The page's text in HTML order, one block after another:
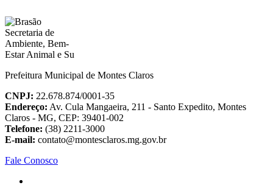
Prefeitura Municipal de Montes Claros
CNPJ: 22.678.874/0001-35
Endereço: Av. Cula Mangaeira, 211 - Santo Expedito, Montes
Claros - MG, CEP: 39401-002
Telefone: (38) 2211-3000
E-mail: contato@montesclaros.mg.gov.br
Fale Conosco